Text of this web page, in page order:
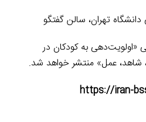
تهران، سالن گفتگو
به کودکان در
شاهد، عمل» منتشر خواهد شد.